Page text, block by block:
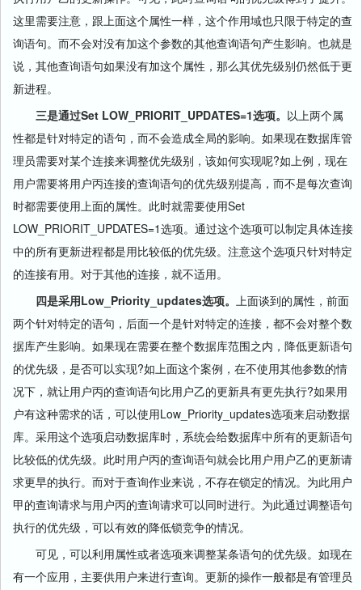
这里需要注意，跟上面这个属性一样，这个作用域也只限于特定的查
询语句。而不会对没有加这个参数的其他查询语句产生影响。也就是
说，其他查询语句如果没有加这个属性，那么其优先级别仍然低于更
新进程。
三是通过Set LOW_PRIORIT_UPDATES=1选项。 以上两个属
性都是针对特定的语句，而不会造成全局的影响。如果现在数据库管
理员需要对某个连接来调整优先级别，该如何实现呢?如上例，现在
用户需要将用户丙连接的查询语句的优先级别提高，而不是每次查询
时都需要使用上面的属性。此时就需要使用Set
LOW_PRIORIT_UPDATES=1选项。通过这个选项可以制定具体连接
中的所有更新进程都是用比较低的优先级。注意这个选项只针对特定
的连接有用。对于其他的连接，就不适用。
四是采用Low_Priority_updates选项。 上面谈到的属性，前面
两个针对特定的语句，后面一个是针对特定的连接，都不会对整个数
据库产生影响。如果现在需要在整个数据库范围之内，降低更新语句
的优先级，是否可以实现?如上面这个案例，在不使用其他参数的情
况下，就让用户丙的查询语句比用户乙的更新具有更先执行?如果用
户有这种需求的话，可以使用Low_Priority_updates选项来启动数据
库。采用这个选项启动数据库时，系统会给数据库中所有的更新语句
比较低的优先级。此时用户丙的查询语句就会比用户用户乙的更新请
求更早的执行。而对于查询作业来说，不存在锁定的情况。为此用户
甲的查询请求与用户丙的查询请求可以同时进行。为此通过调整语句
执行的优先级，可以有效的降低锁竞争的情况。
可见，可以利用属性或者选项来调整某条语句的优先级。如现在
有一个应用，主要供用户来进行查询。更新的操作一般都是有管理员